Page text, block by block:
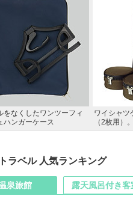
をなくしたワンツーフィ
ハンガーケース
ワイシャツ
（2枚用）
ラベル 人気ランキング
泉旅館 露天風呂付き客